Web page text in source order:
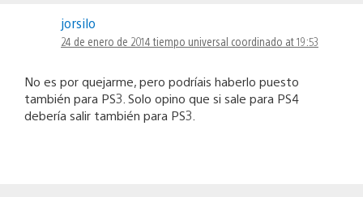
jorsilo
24 de enero de 2014 tiempo universal coordinado at 19:53
No es por quejarme, pero podríais haberlo puesto
también para PS3. Solo opino que si sale para PS4
debería salir también para PS3.